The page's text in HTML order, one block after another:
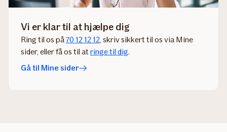
Vi er klar til at hjælpe dig
Ring til os på70 12 12 12 , skriv sikkert til os via Mine
sider​, eller få os til at ringe til dig​.​​​​​​​​​
Gå til Mine sider